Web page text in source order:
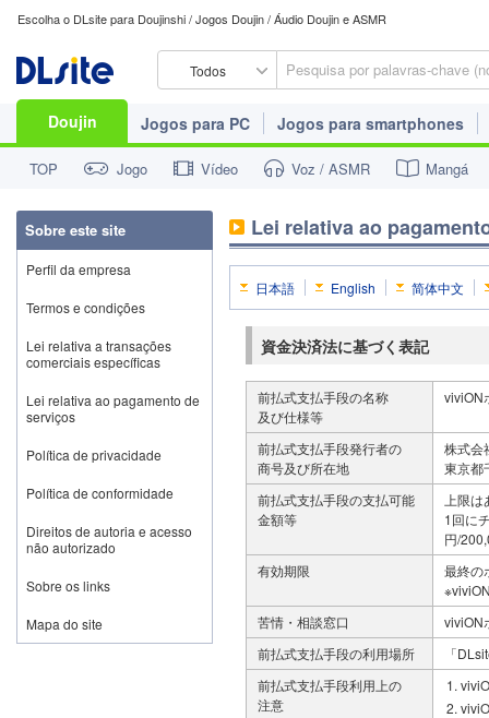
Escolha o DLsite para Doujinshi / Jogos Doujin / Áudio Doujin e ASMR
Todos
Doujin Jogos para PC Jogos para smartphones
TOP Jogo Vídeo Voz / ASMR Mangá
Lei relativa ao
日本語 English 简体中文
資金決済法に基づく表記
前払式支払手段の名称
及び仕様等
viviON
前払式支払手段発行者の
商号及び所在地
株式会
東京都
前払式支払手段の支払可能
金額等
上限
1回に
円/
有効期限
最終の
苦情・相談窓口
viviON
前払式支払手段の利用場所
「
前払式支払手段利用上の
注意
Sobre este site
Perfil da empresa
Termos e condições
Lei relativa a transações
comerciais específicas
Lei relativa ao pagamento de
serviços
Política de privacidade
Política de conformidade
Direitos de autoria e acesso
não autorizado
Sobre os links
Mapa do site